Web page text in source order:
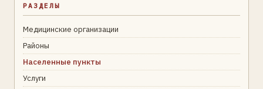
РАЗДЕЛЫ
Медицинские организации
Районы
Населенные пункты
Услуги